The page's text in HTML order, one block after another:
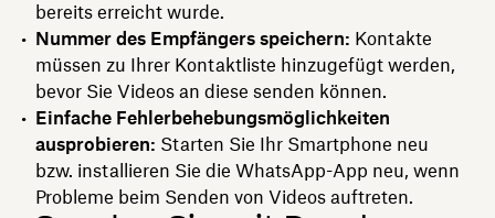
bereits erreicht wurde.
Nummer des Empfängers speichern: Kontakte
müssen zu Ihrer Kontaktliste hinzugefügt werden,
bevor Sie Videos an diese senden können.
Einfache Fehlerbehebungsmöglichkeiten
ausprobieren: Starten Sie Ihr Smartphone neu
bzw. installieren Sie die WhatsApp-App neu, wenn
Probleme beim Senden von Videos auftreten.